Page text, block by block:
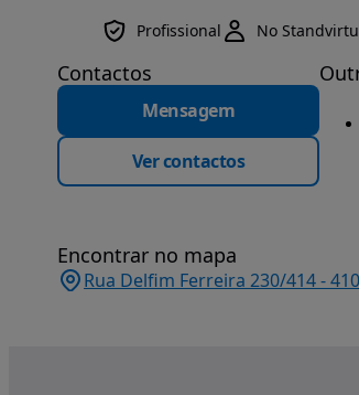
Profissional No
Contactos
Mensagem
Ver contactos
Encontrar no mapa
Rua Delfim Ferreira 230/414 -